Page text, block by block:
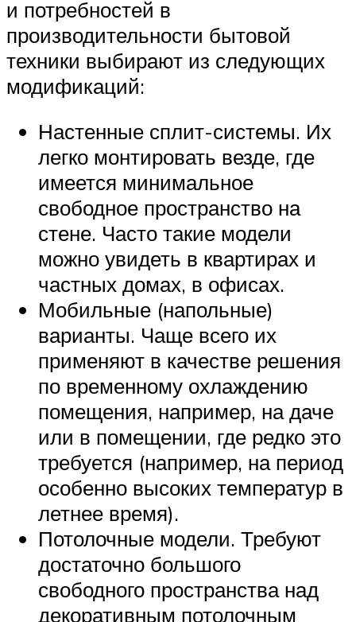
и потребностей в
производительности бытовой
техники выбирают из следующих
модификаций:
Настенные сплит-системы. Их
легко монтировать везде, где
имеется минимальное
свободное пространство на
стене. Часто такие модели
можно увидеть в квартирах и
частных домах, в офисах.
Мобильные (напольные)
варианты. Чаще всего их
применяют в качестве решения
по временному охлаждению
помещения, например, на даче
или в помещении, где редко это
требуется (например, на период
особенно высоких температур в
летнее время).
Потолочные модели. Требуют
достаточно большого
свободного пространства над
декоративным потолочным